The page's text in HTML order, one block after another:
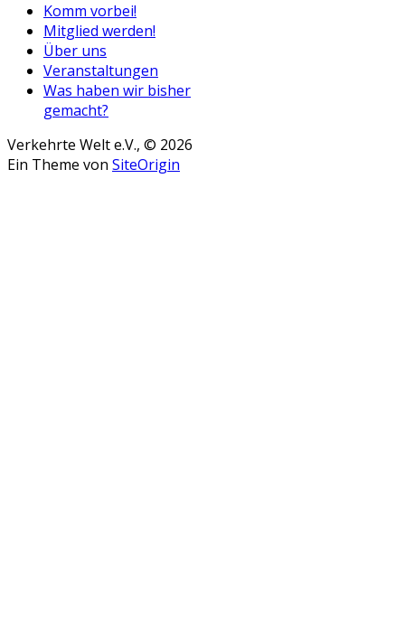
Komm vorbei!
Mitglied werden!
Über uns
Veranstaltungen
Was haben wir bisher
gemacht?
Verkehrte Welt e.V., © 2026
Ein Theme von SiteOrigin